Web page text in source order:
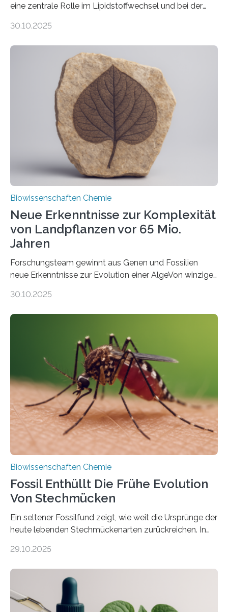
eine zentrale Rolle im Lipidstoffwechsel und bei der
erfüllen können, müssen zahlreiche Enzyme präzise in
der Ruhr-Universität Bochum um Prof. Dr. Ralf Erdmann
und Dr. Ismaila Francis Yusuf hat nun einen bislang
unbekannten Qualitätskontrollmechanismus des
peroxisomalen Proteintransports in der Bäckerhefe
Saccharomyces cerevisiae entdeckt, der für die
Funktionsfähigkeit der Organellen entscheidend ist. Die
Studie wurde am 28. Oktober 2025 in der
Fachzeitschrift…
30.10.2025
Biowissenschaften Chemie
Neue Erkenntnisse zur Komplexität
von Landpflanzen vor 65 Mio.
Jahren
Forschungsteam gewinnt aus Genen und Fossilien
neue Erkenntnisse zur Evolution einer AlgeVon winzigen
Landpflanzen zählen zu den komplexesten
Grünalgen, die vor Hunderten von Millionen Jahren
lebten. Unter den Vorfahren sticht eine Gruppe heraus,
die noch heute in der Natur vorkommt: die
Süßwasseralge Coleochaetophyceae. Einige Arten
dieser Gruppe bilden aus Zellfäden dichte Geflechte
mit scheibenförmiger Gestalt. Was auffällig ist: Die
nächsten…
30.10.2025
Biowissenschaften Chemie
Fossil Enthüllt Die Frühe Evolution
Von Stechmücken
Ein seltener Fossilfund zeigt, wie weit die Ursprünge der
heute lebenden Stechmückenarten zurückreichen. In
Forschende die bisher älteste bekannte Stechmücken-
Region Kachin in Myanmar und hat sich in
ausgezeichnetem Zustand erhalten. Es konnte als neue
Art einer neuen Gattung beschrieben werden und trägt
29.10.2025